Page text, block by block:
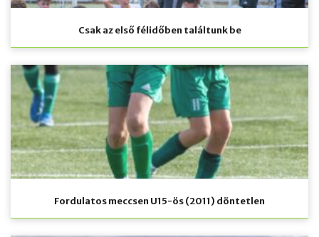
Csak az első félidőben találtunk be
Fordulatos meccsen U15-ös (2011) döntetlen